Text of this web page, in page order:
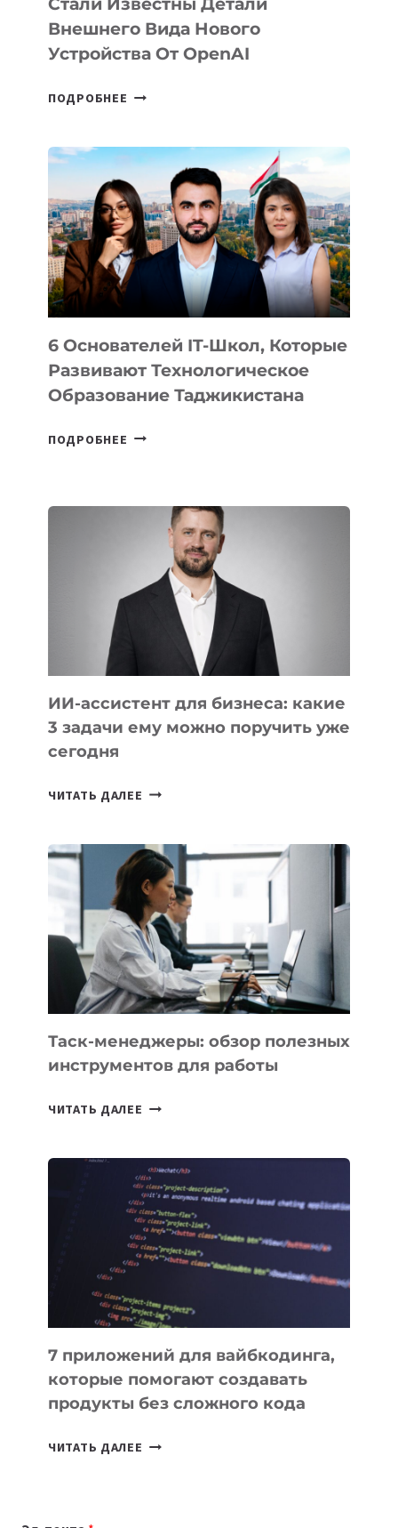
Стали Известны Детали
Внешнего Вида Нового
Устройства От OpenAI
ПОДРОБНЕЕ СТАЛИ
ВНЕШНЕГО
ВИДА
НОВОГО
УСТРОЙСТВА
ОТ
OPENAI
6 Основателей IT-Школ, Которые
Развивают Технологическое
Образование Таджикистана
ПОДРОБНЕЕ
КОТОРЫЕ
РАЗВИВАЮТ
ТЕХНОЛОГИЧЕСКОЕ
ОБРАЗОВАНИЕ
ТАДЖИКИСТАНА
ИИ-ассистент для бизнеса: какие
3 задачи ему можно поручить уже
сегодня
ЧИТАТЬ ДАЛЕЕ ИИ-
БИЗНЕСА:
КАКИЕ
3
ЗАДАЧИ
ЕМУ
МОЖНО
ПОРУЧИТЬ
УЖЕ
СЕГОДНЯ
Таск-менеджеры: обзор полезных
инструментов для работы
ЧИТАТЬ ДАЛЕЕ ТАСК-
ПОЛЕЗНЫХ
ИНСТРУМЕНТОВ
ДЛЯ
РАБОТЫ
7 приложений для вайбкодинга,
которые помогают создавать
продукты без сложного кода
ЧИТАТЬ ДАЛЕЕ